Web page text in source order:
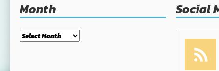
Month
Month
Social